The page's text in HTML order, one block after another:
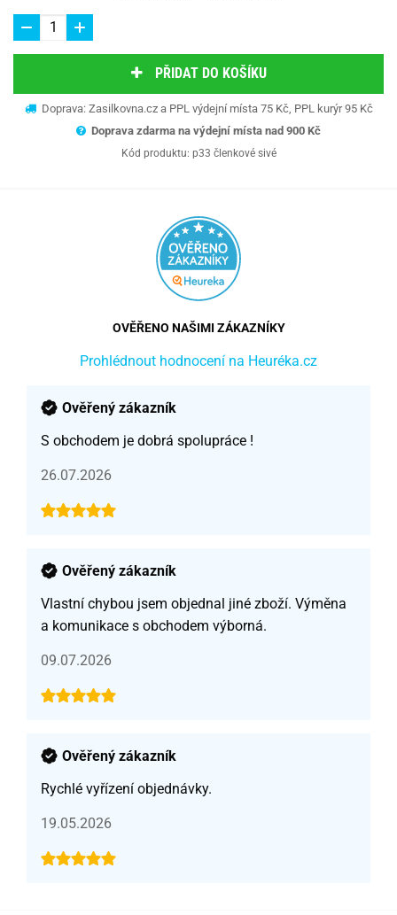
PŘIDAT DO KOŠÍKU
Doprava: Zasilkovna.cz a PPL výdejní místa 75 Kč, PPL kurýr 95 Kč
Doprava zdarma na výdejní místa nad 900 Kč
Kód produktu: p33 členkové sivé
OVĚŘENO NAŠIMI ZÁKAZNÍKY
Prohlédnout hodnocení na Heuréka.cz
Ověřený zákazník
S obchodem je dobrá spolupráce !
26.07.2026
Ověřený zákazník
Vlastní chybou jsem objednal jiné zboží. Výměna
a komunikace s obchodem výborná.
09.07.2026
Ověřený zákazník
Rychlé vyřízení objednávky.
19.05.2026